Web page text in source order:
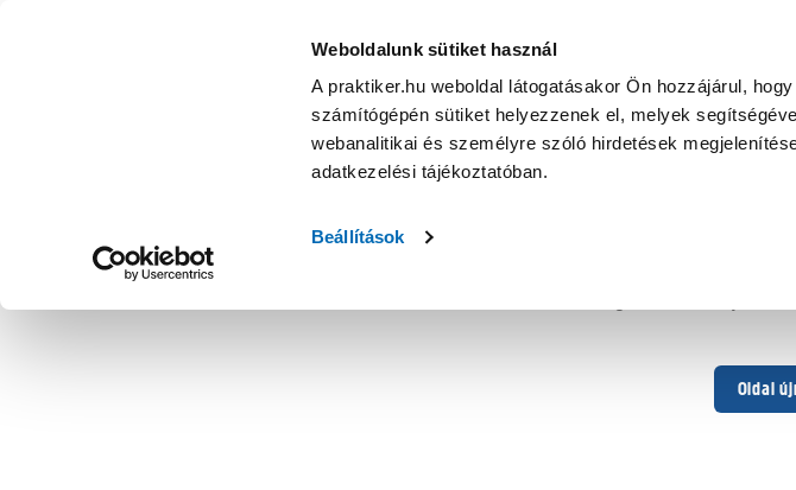
Weboldalunk sütiket használ
A praktiker.hu weboldal látogatásakor Ön hozzájárul,
számítógépén sütiket helyezzenek el, melyek
webanalitikai és személyre szóló hirdetések
adatkezelési tájékoztatóban.
Beállítások
Oldal